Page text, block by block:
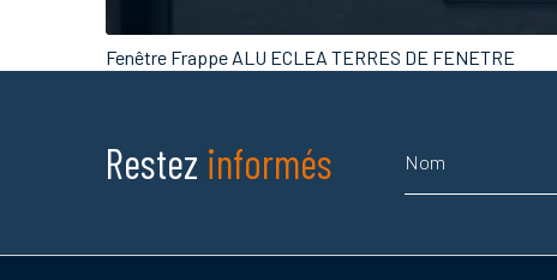
Fenêtre Frappe ALU ECLEA TERRES DE FENETRE
Restez informés